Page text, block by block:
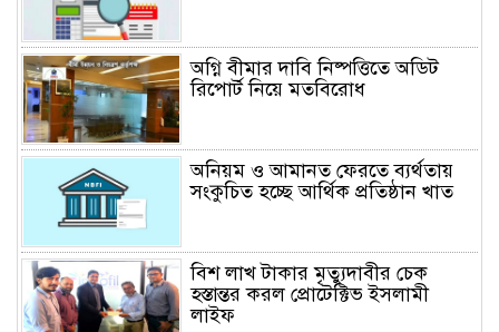
অগ্নি বীমার দাবি নিষ্পত্তিতে অডিট
রিপোর্ট নিয়ে মতবিরোধ
অনিয়ম ও আমানত ফেরতে ব্যর্থতায়
সংকুচিত হচ্ছে আর্থিক প্রতিষ্ঠান খাত
বিশ লাখ টাকার মৃত্যুদাবীর চেক
হস্তান্তর করল প্রোটেক্টিভ ইসলামী
লাইফ